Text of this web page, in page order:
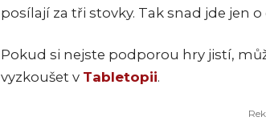
posílají za tři stovky. Tak snad jde jen o
Pokud si nejste podporou hry jistí,
vyzkoušet v Tabletopii.